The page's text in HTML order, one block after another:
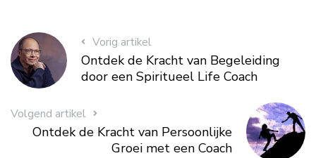
Vorig artikel
Ontdek de Kracht van Begeleiding
door een Spiritueel Life Coach
Volgend artikel
Ontdek de Kracht van Persoonlijke
Groei met een Coach